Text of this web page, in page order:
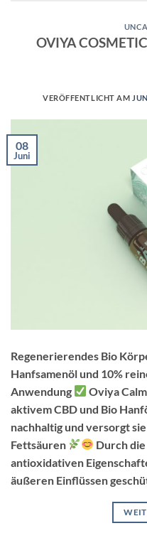
OVIYA
VERÖFFENTLICHT AM
08
Juni
Regenerierendes Bio
Hanfsamenöl und 10%
Anwendung
Oviya
aktivem CBD und Bio
nachhaltig und versorgt
Fettsäuren
Durch
antioxidativen
äußeren Einflüssen